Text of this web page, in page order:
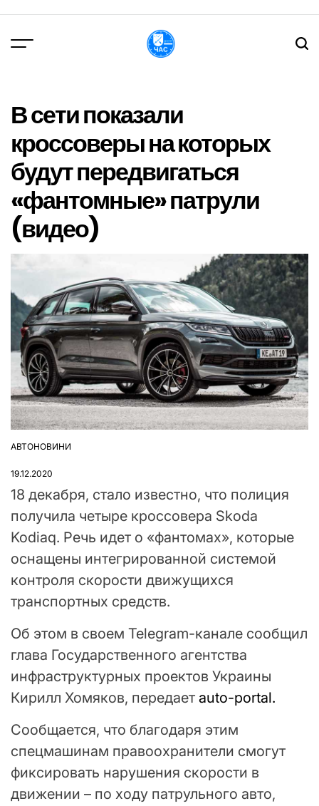
вмісту
В сети показали
кроссоверы на которых
будут передвигаться
«фантомные» патрули
(видео)
ОПУБЛІКУВАТИ
АВТОНОВИНИ
19.12.2020
18 декабря, стало известно, что полиция
получила четыре кроссовера Skoda
Kodiaq. Речь идет о «фантомах», которые
оснащены интегрированной системой
контроля скорости движущихся
транспортных средств.
Об этом в своем Telegram-канале сообщил
глава Государственного агентства
инфраструктурных проектов Украины
Кирилл Хомяков, передает auto-portal.
Сообщается, что благодаря этим
спецмашинам правоохранители смогут
фиксировать нарушения скорости в
движении – по ходу патрульного авто,